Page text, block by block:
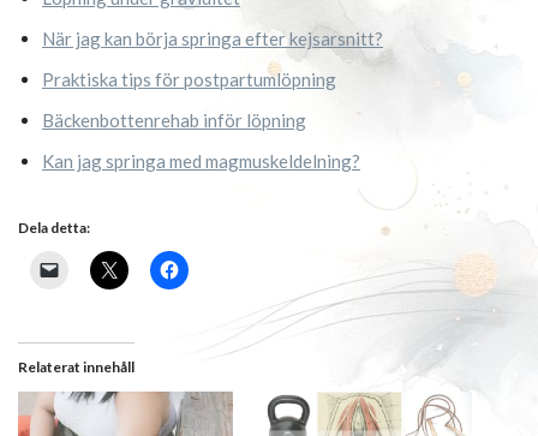
När jag kan börja springa efter kejsarsnitt?
Praktiska tips för postpartumlöpning
Bäckenbottenrehab inför löpning
Kan jag springa med magmuskeldelning?
Dela detta:
Relaterat innehåll